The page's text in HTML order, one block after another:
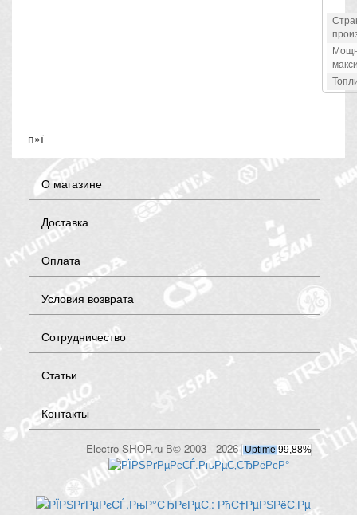
п»ї
О магазине
Доставка
Оплата
Условия возврата
Сотрудничество
Статьи
Контакты
Electro-SHOP.ru В© 2003 - 2026